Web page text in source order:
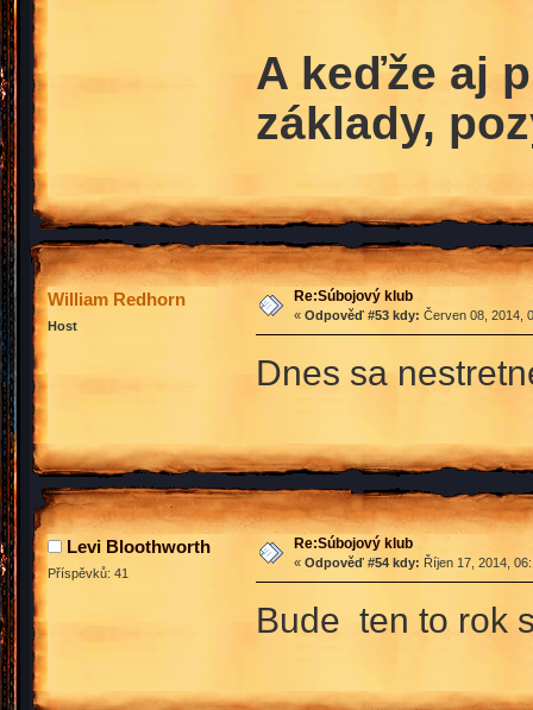
A keďže aj
základy,
William Redhorn
Host
Re:Súbojový klub
« Odpověď #53 kdy: Červen 08, 2014,
Dnes sa
Levi Bloothworth
Příspěvků: 41
Re:Súbojový klub
« Odpověď #54 kdy: Říjen 17, 2014,
Bude ten to rok